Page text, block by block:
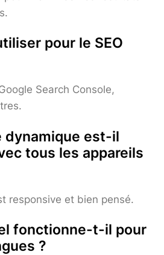
pour le SEO
Search Console,
dynamique est-il
tous les appareils
responsive et bien pensé.
fonctionne-t-il pour
?